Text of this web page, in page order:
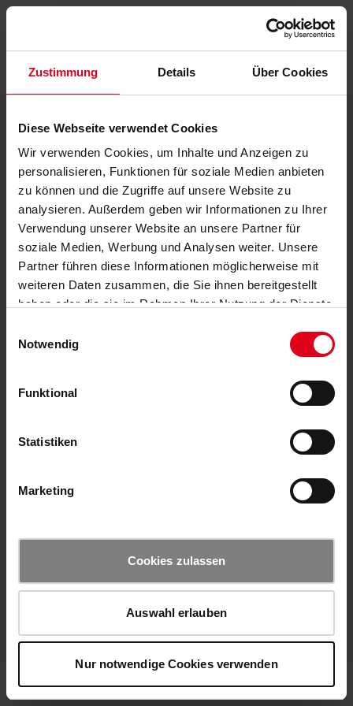
Zustimmung Details Über Cookies
Diese Webseite verwendet Cookies
Wir verwenden Cookies, um Inhalte und Anzeigen zu
personalisieren, Funktionen für soziale Medien anbieten
zu können und die Zugriffe auf unsere Website zu
analysieren. Außerdem geben wir Informationen zu Ihrer
Verwendung unserer Website an unsere Partner für
soziale Medien, Werbung und Analysen weiter. Unsere
Partner führen diese Informationen möglicherweise mit
weiteren Daten zusammen, die Sie ihnen bereitgestellt
haben oder die sie im Rahmen Ihrer Nutzung der Dienste
Notwendig
Funktional
Statistiken
Marketing
Cookies zulassen
Auswahl erlauben
Nur notwendige Cookies verwenden